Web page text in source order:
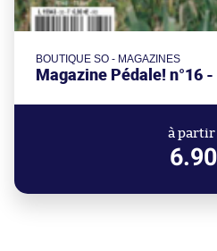
BOUTIQUE SO - MAGAZINES
Magazine Pédale! n°16
à partir